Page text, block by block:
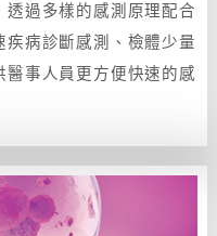
過多樣的感測原理配合
病診斷感測、檢體少量
事人員更方便快速的感